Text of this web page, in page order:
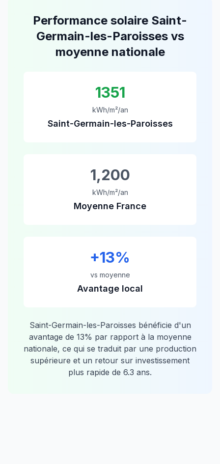
Performance solaire Saint-
Germain-les-Paroissesvs
moyenne nationale
1351
kWh/m²/an
Saint-Germain-les-Paroisses
1,200
kWh/m²/an
Moyenne France
+13%
vs moyenne
Avantage local
Saint-Germain-les-Paroisses bénéficie d'un
avantage de 13% par rapport à la moyenne
nationale, ce qui se traduit par une production
supérieure et un retour sur investissement
plus rapide de 6.3 ans.